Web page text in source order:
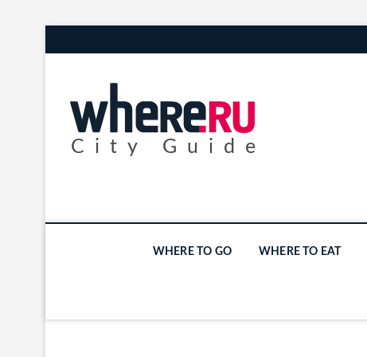
City Guide
WHERE TO GO WHERE TO EAT